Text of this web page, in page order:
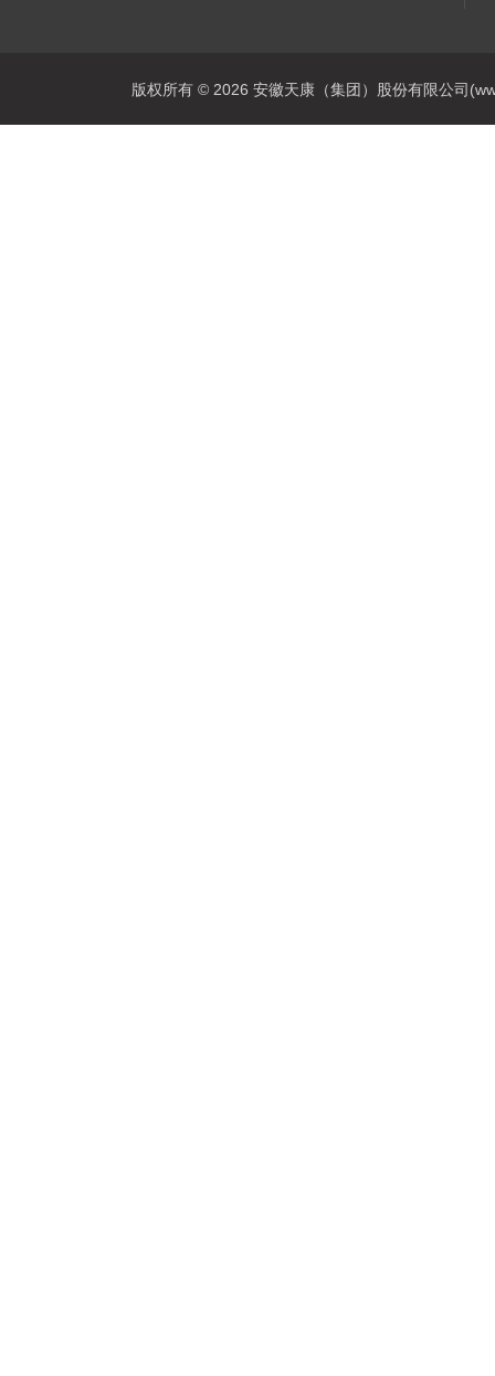
版权所有 © 2026 安徽天康（集团）股份有限公司